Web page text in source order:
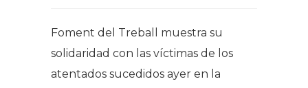
Foment del Treball muestra su
solidaridad con las víctimas de los
atentados sucedidos ayer en la